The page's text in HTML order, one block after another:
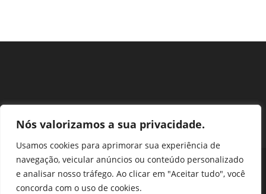
Nós valorizamos a sua privacidade.
Usamos cookies para aprimorar sua experiência de
navegação, veicular anúncios ou conteúdo personalizado
e analisar nosso tráfego. Ao clicar em "Aceitar tudo", você
concorda com o uso de cookies.
Perguntas Frequentes
Ouvidoria
Transparência e prestação de contas
Assessoria de Imprensa